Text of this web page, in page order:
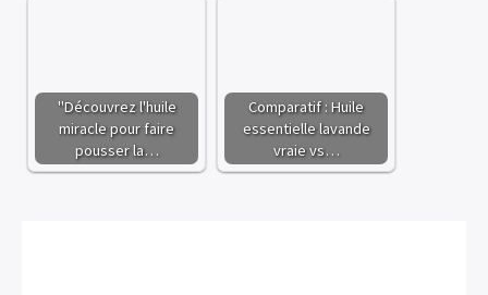
"Découvrez l'huile
miracle pour faire
pousser la…
Comparatif : Huile
essentielle lavande
vraie vs…